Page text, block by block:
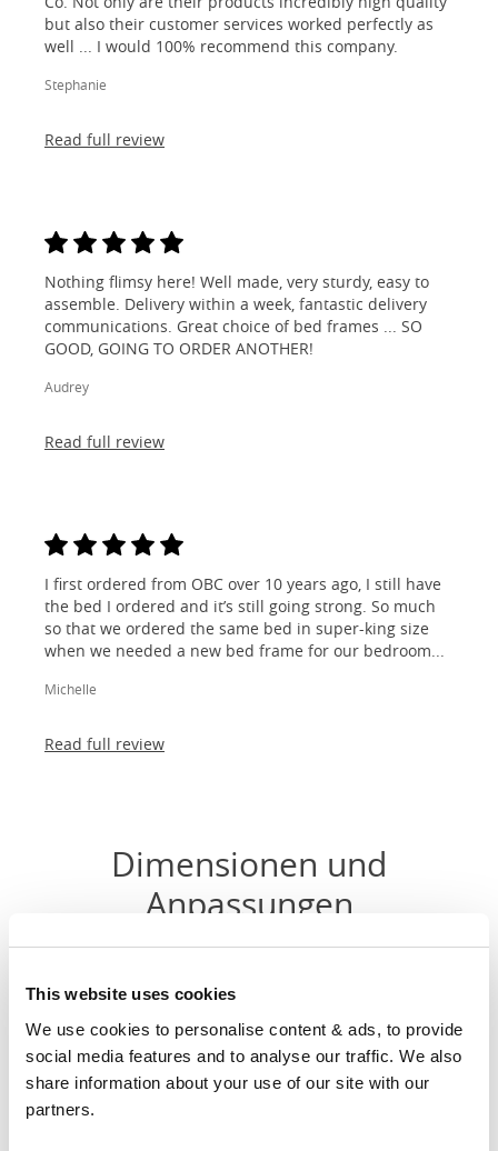
This website uses cookies
We use cookies to personalise content & ads, to provide
social media features and to analyse our traffic. We also
share information about your use of our site with our
partners.
but also their customer services worked perfectly as
well ... I would 100% recommend this company.
Stephanie
Read full review
Nothing flimsy here! Well made, very sturdy, easy to
assemble. Delivery within a week, fantastic delivery
communications. Great choice of bed frames ... SO
GOOD, GOING TO ORDER ANOTHER!
Audrey
Read full review
I first ordered from OBC over 10 years ago, I still have
the bed I ordered and it’s still going strong. So much
so that we ordered the same bed in super-king size
when we needed a new bed frame for our bedroom...
Michelle
Read full review
Dimensionen und
Anpassungen
200cm
37" 84" 79"